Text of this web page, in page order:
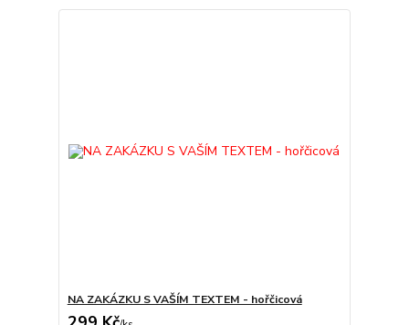
NA ZAKÁZKU S VAŠÍM TEXTEM - hořčicová